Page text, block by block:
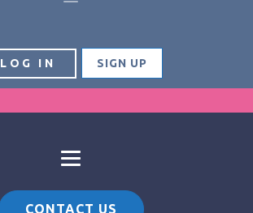
LOG IN SIGN UP
CONTACT US